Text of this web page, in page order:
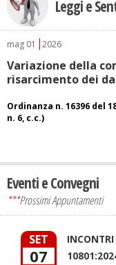
Leggi e
mag 01 2026
Variazione della
risarcimento dei
Ordinanza n. 16396 del
n. 6, c.c.)
Eventi e Convegni
***Prossimi Appuntamenti
SET
07